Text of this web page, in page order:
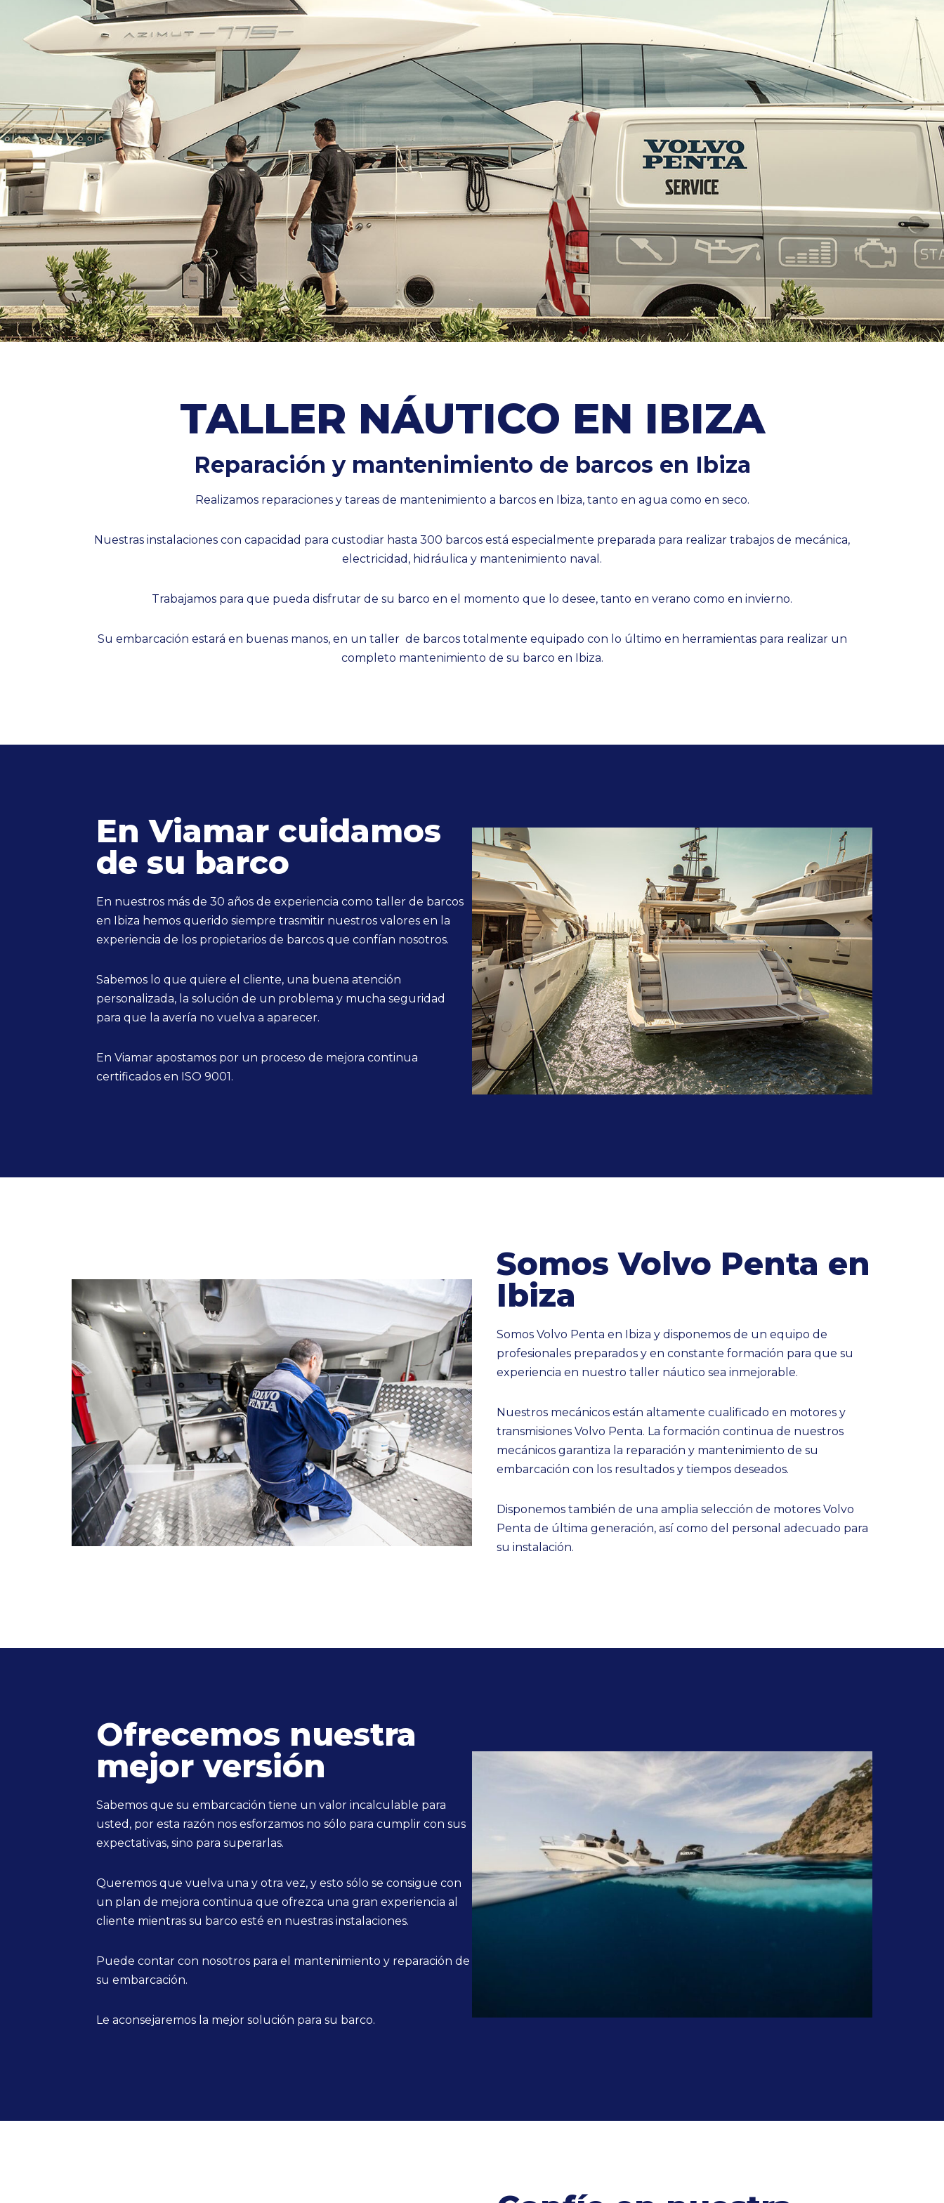
TALLER NÁUTICO EN IBIZA
Reparación y mantenimiento de barcos en Ibiza
Realizamos reparaciones y tareas de mantenimiento a barcos en Ibiza, tanto en agua como en seco.
Nuestras instalaciones con capacidad para custodiar hasta 300 barcos está especialmente preparada para realizar trabajos de mecánica,
electricidad, hidráulica y mantenimiento naval.
Trabajamos para que pueda disfrutar de su barco en el momento que lo desee, tanto en verano como en invierno.
Su embarcación estará en buenas manos, en un taller de barcos totalmente equipado con lo último en herramientas para realizar un
completo mantenimiento de su barco en Ibiza.
En Viamar cuidamos
de su barco
En nuestros más de 30 años de experiencia como taller de barcos
en Ibiza hemos querido siempre trasmitir nuestros valores en la
experiencia de los propietarios de barcos que confían nosotros.
Sabemos lo que quiere el cliente, una buena atención
personalizada, la solución de un problema y mucha seguridad
para que la avería no vuelva a aparecer.
En Viamar apostamos por un proceso de mejora continua
certificados en ISO 9001.
Somos Volvo Penta en
Ibiza
Somos Volvo Penta en Ibiza y disponemos de un equipo de
profesionales preparados y en constante formación para que su
experiencia en nuestro taller náutico sea inmejorable.
Nuestros mecánicos están altamente cualificado en motores y
transmisiones Volvo Penta. La formación continua de nuestros
mecánicos garantiza la reparación y mantenimiento de su
embarcación con los resultados y tiempos deseados.
Disponemos también de una amplia selección de motores Volvo
Penta de última generación, así como del personal adecuado para
su instalación.
Ofrecemos nuestra
mejor versión
Sabemos que su embarcación tiene un valor incalculable para
usted, por esta razón nos esforzamos no sólo para cumplir con sus
expectativas, sino para superarlas.
Queremos que vuelva una y otra vez, y esto sólo se consigue con
un plan de mejora continua que ofrezca una gran experiencia al
cliente mientras su barco esté en nuestras instalaciones.
Puede contar con nosotros para el mantenimiento y reparación de
su embarcación.
Le aconsejaremos la mejor solución para su barco.